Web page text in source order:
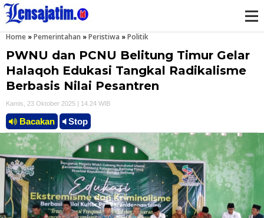
e
Home »Pemerintahan »Peristiwa »Politik
PWNU dan PCNU Belitung Timur Gelar
Halaqoh Edukasi Tangkal Radikalisme
Berbasis Nilai Pesantren
Kamis, 23 Oktober 2025 | 14.24 WIB
Bacakan Stop